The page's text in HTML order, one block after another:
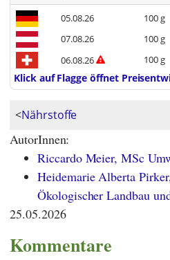
05.08.26 100 g
07.08.26
100 g
06.08.26
100 g
Klick auf Flagge öffnet
<Nährstoffe
AutorInnen:
Riccardo Meier, MSc
Heidemarie Alberta
Ökologischer Landbau
25.05.2026
Kommentare